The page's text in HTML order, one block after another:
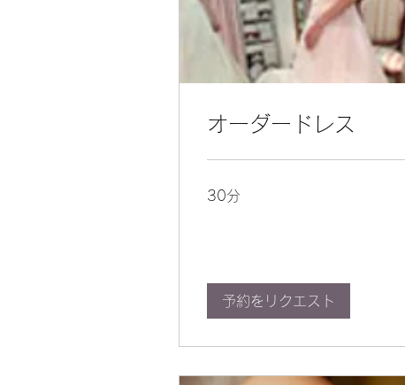
オーダードレス
30分
予約をリクエスト